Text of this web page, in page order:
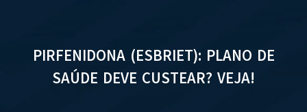
PIRFENIDONA (ESBRIET): PLANO DE
SAÚDE DEVE CUSTEAR? VEJA!